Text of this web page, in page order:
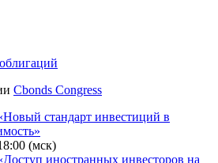
лиц
Cbonds Congress